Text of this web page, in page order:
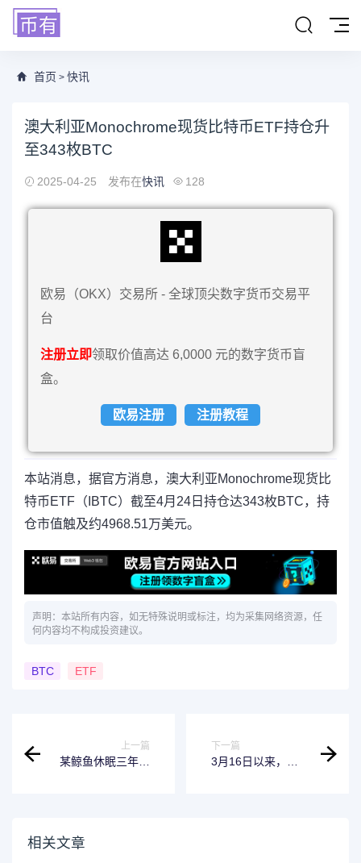
首页 > 快讯
澳大利亚Monochrome现货比特币ETF持仓升
至343枚BTC
2025-04-25 发布在快讯 128
欧易（OKX）交易所 - 全球顶尖数字货币交易平
台
注册立即领取价值高达 6,0000 元的数字货币盲
盒。
欧易注册 注册教程
本站消息，据官方消息，澳大利亚Monochrome现货比
特币ETF（IBTC）截至4月24日持仓达343枚BTC，持
仓市值触及约4968.51万美元。
声明：本站所有内容，如无特殊说明或标注，均为采集网络资源，任
何内容均不构成投资建议。
BTC ETF
上一篇
某鲸鱼休眠三年后
下一篇
3月16日以来，
相关文章